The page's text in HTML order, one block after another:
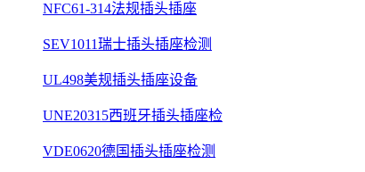
NFC61-314法规插头插座
SEV1011瑞士插头插座检测
UL498美规插头插座设备
UNE20315西班牙插头插座检
VDE0620德国插头插座检测